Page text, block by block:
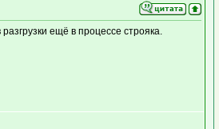
ещё в процессе строяка.